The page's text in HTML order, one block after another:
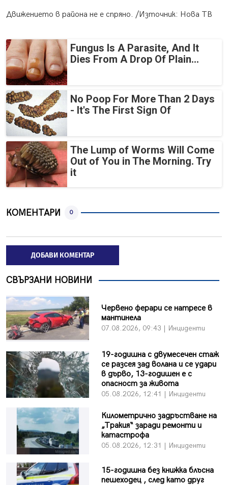
Движението в района не е спряно. /Източник: Нова ТВ
Fungus Is A Parasite, And It
Dies From A Drop Of Plain...
No Poop For More Than 2 Days
- It's The First Sign Of
The Lump of Worms Will Come
Out of You in The Morning. Try
it
КОМЕНТАРИ 0
ДОБАВИ КОМЕНТАР
СВЪРЗАНИ НОВИНИ
Червено ферари се натресе в
мантинела
07.08.2026, 09:43 | Инциденти
19-годишна с двумесечен стаж
се разсея зад волана и се удари
в дърво, 13-годишен е с
опасност за живота
05.08.2026, 12:41 | Инциденти
Километрично задръстване на
„Тракия“ заради ремонти и
катастрофа
05.08.2026, 12:31 | Инциденти
15-годишна без книжка блъсна
пешеходец , след като друг